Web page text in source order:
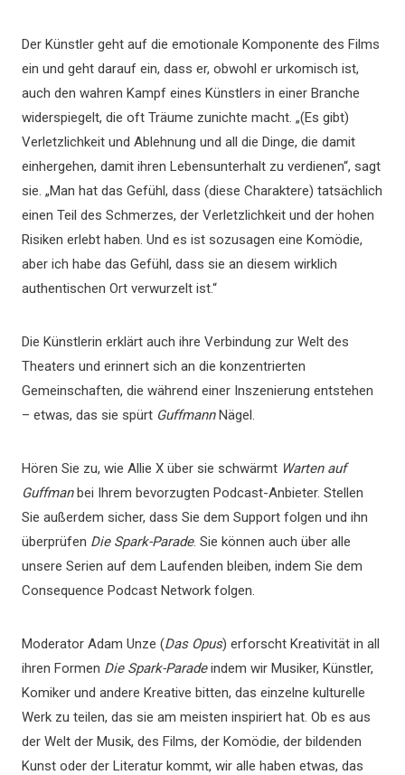
Der Künstler geht auf die emotionale Komponente des Films
ein und geht darauf ein, dass er, obwohl er urkomisch ist,
auch den wahren Kampf eines Künstlers in einer Branche
widerspiegelt, die oft Träume zunichte macht. „(Es gibt)
Verletzlichkeit und Ablehnung und all die Dinge, die damit
einhergehen, damit ihren Lebensunterhalt zu verdienen“, sagt
sie. „Man hat das Gefühl, dass (diese Charaktere) tatsächlich
einen Teil des Schmerzes, der Verletzlichkeit und der hohen
Risiken erlebt haben. Und es ist sozusagen eine Komödie,
aber ich habe das Gefühl, dass sie an diesem wirklich
authentischen Ort verwurzelt ist.“
Die Künstlerin erklärt auch ihre Verbindung zur Welt des
Theaters und erinnert sich an die konzentrierten
Gemeinschaften, die während einer Inszenierung entstehen
– etwas, das sie spürt GuffmannNägel.
Hören Sie zu, wie Allie X über sie schwärmt Warten auf
Guffmanbei Ihrem bevorzugten Podcast-Anbieter. Stellen
Sie außerdem sicher, dass Sie dem Support folgen und ihn
überprüfen Die Spark-Parade. Sie können auch über alle
unsere Serien auf dem Laufenden bleiben, indem Sie dem
Consequence Podcast Network folgen.
Moderator Adam Unze (Das Opus) erforscht Kreativität in all
ihren Formen Die Spark-Paradeindem wir Musiker, Künstler,
Komiker und andere Kreative bitten, das einzelne kulturelle
Werk zu teilen, das sie am meisten inspiriert hat. Ob es aus
der Welt der Musik, des Films, der Komödie, der bildenden
Kunst oder der Literatur kommt, wir alle haben etwas, das